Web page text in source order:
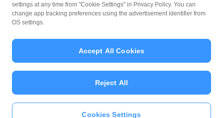
通常1回の決済にて支払うべき商品等代金を、複数回
に分割して決済することにより景品付与を受けた場
合。
一定期間の取引・キャンセル等の状況によりPayPay株式
会社が不正のおそれがあると判断した場合、PayPayのご
加盟店による自己取引の可能性があるとPayPay株式会社
が判断した場合、PayPayボーナスの付与に際し対象の領
収書などお支払い時のお控えを確認させていただくこと
© PayPay Corporation
settings at any time from "Cookie Settings" in Privacy Policy. You can
change app tracking preferences using the advertisement identifier from
OS settings.
Cookies Settings
Reject All
Accept All Cookies